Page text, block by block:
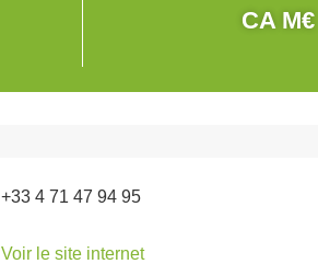
CA M€
+33 4 71 47 94 95
Voir le site internet